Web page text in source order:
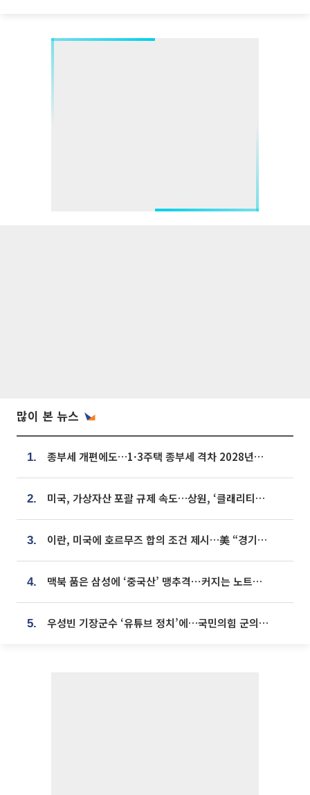
많이 본 뉴스
1. 종부세 개편에도…1·3주택 종부세 격차 2028년부터 확대
2. 미국, 가상자산 포괄 규제 속도…상원, ‘클래리티법’ 9월 절차투표 추진
3. 이란, 미국에 호르무즈 합의 조건 제시…美 “경기 아직 안 끝나” [종합]
4. 맥북 품은 삼성에 ‘중국산’ 맹추격⋯커지는 노트북 OLED 시장
5. 우성빈 기장군수 ‘유튜브 정치’에…국민의힘 군의원들 집단 반발